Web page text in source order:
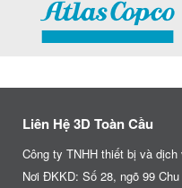
Liên Hệ 3D Toàn Cầu
Công ty TNHH thiết bị và
Nơi ĐKKD: Số 28, ngõ 99